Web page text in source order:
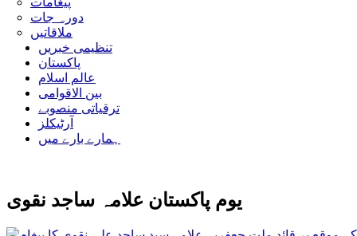
دورہ جات
ملاقاتیں
تنظیمی خبریں
پاکستان
عالم اسلام
بین الاقوامی
ترقیاتی منصوبے
آرٹیکلز
ہمارے بارے میں
یوم پاکستان علامہ ساجد نقوی